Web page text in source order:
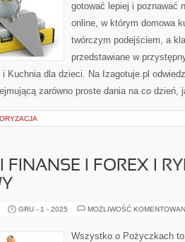
gotować lepiej i poznawać
online, w którym domowa
twórczym podejściem, a
przedstawiane w
Kuchnia dla dzieci. Na Izagotuje.pl
zarówno proste dania na co
FINANSE I FOREX I
GRU - 1 - 2025 MOŻLIWOŚĆ
Wszystko o Pożyczkach